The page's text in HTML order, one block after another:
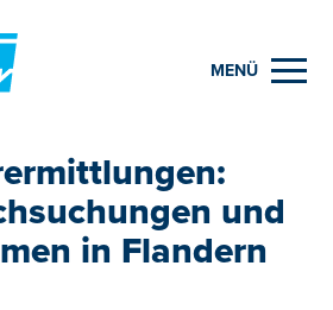
MENÜ
und
in Flandern